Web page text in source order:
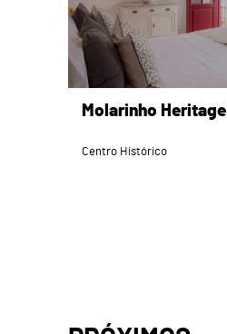
Molarinho Heritage
Centro Histórico